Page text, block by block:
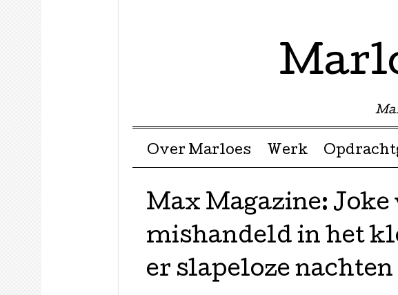
Menu ☰
Skip to content
Over Marloes Werk
Max Magazine: Joke
mishandeld in het
er slapeloze nachten